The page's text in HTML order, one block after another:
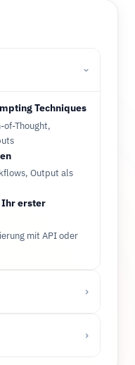
›
Techniques
of-Thought,
Output als
erster
mit API oder
›
›